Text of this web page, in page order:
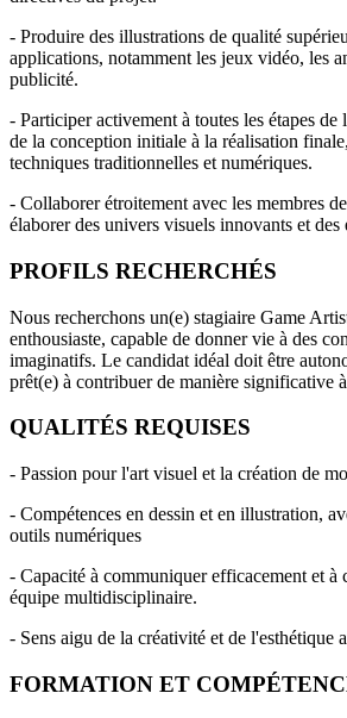
- Produire des illustrations de qualité
applications, notamment les jeux vidéo, les
publicité.
- Participer activement à toutes les étapes
de la conception initiale à la réalisation
techniques traditionnelles et numériques.
- Collaborer étroitement avec les membres
élaborer des univers visuels innovants et des
PROFILS RECHERCHÉS
Nous recherchons un(e) stagiaire Game
enthousiaste, capable de donner vie à des
imaginatifs. Le candidat idéal doit être
prêt(e) à contribuer de manière significative
QUALITÉS REQUISES
- Passion pour l'art visuel et la création de
- Compétences en dessin et en illustration,
outils numériques
- Capacité à communiquer efficacement et à
équipe multidisciplinaire.
- Sens aigu de la créativité et de l'esthétique
FORMATION ET